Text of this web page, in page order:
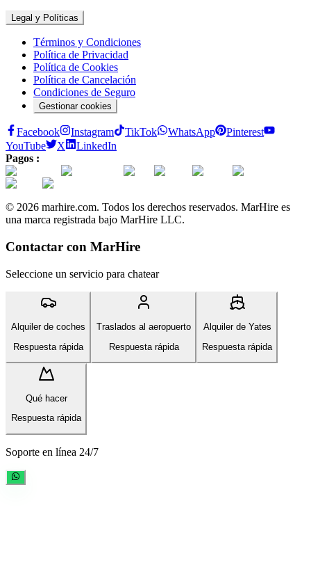
Legal y Políticas
Términos y Condiciones
Política de Privacidad
Política de Cookies
Política de Cancelación
Condiciones de Seguro
Gestionar cookies
Facebook Instagram TikTok WhatsApp
Pinterest
YouTube
X
LinkedIn
Pagos :
© 2026 marhire.com. Todos los derechos reservados. MarHire es
una marca registrada bajo MarHire LLC.
Contactar con MarHire
Seleccione un servicio para chatear
Alquiler de coches
Respuesta rápida
Traslados al aeropuerto
Respuesta rápida
Alquiler de Yates
Respuesta rápida
Qué hacer
Respuesta rápida
Soporte en línea 24/7